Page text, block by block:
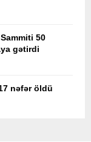
50
gətirdi
nəfər öldü